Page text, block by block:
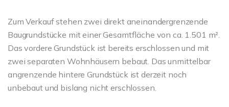
Zum Verkauf stehen zwei direkt aneinandergrenzende
Baugrundstücke mit einer Gesamtfläche von ca. 1.501 m².
Das vordere Grundstück ist bereits erschlossen und mit
zwei separaten Wohnhäusern bebaut. Das unmittelbar
angrenzende hintere Grundstück ist derzeit noch
unbebaut und bislang nicht erschlossen.